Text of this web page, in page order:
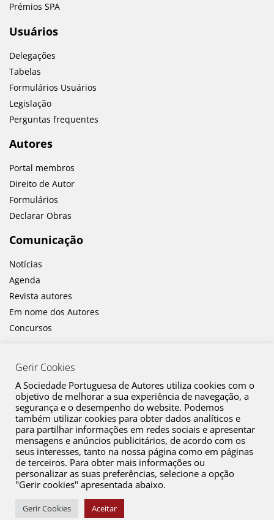
Prémios SPA
Usuários
Delegações
Tabelas
Formulários Usuários
Legislação
Perguntas frequentes
Autores
Portal membros
Direito de Autor
Formulários
Declarar Obras
Comunicação
Notícias
Agenda
Revista autores
Em nome dos Autores
Concursos
Canal de Denúncia
Plano de Prevenção de Riscos de Corrupção e Infrações Conexas
Política de Privacidade
Política de Cookies
Copyright © 2026 SPA. Todos os direitos reservados
Gerir Cookies
A Sociedade Portuguesa de Autores utiliza cookies com o
objetivo de melhorar a sua experiência de navegação, a
segurança e o desempenho do website. Podemos
também utilizar cookies para obter dados analíticos e
para partilhar informações em redes sociais e apresentar
mensagens e anúncios publicitários, de acordo com os
seus interesses, tanto na nossa página como em páginas
de terceiros. Para obter mais informações ou
personalizar as suas preferências, selecione a opção
"Gerir cookies" apresentada abaixo.
Gerir Cookies Aceitar